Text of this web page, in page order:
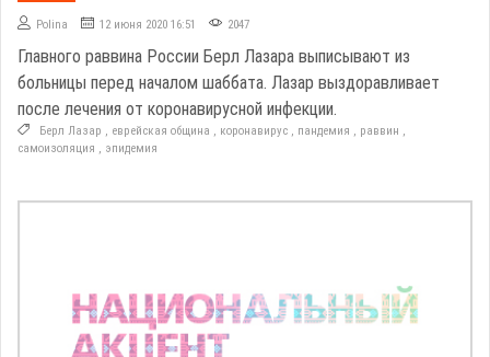
Polina 12 июня 2020 16:51 2047
Главного раввина России Берл Лазара выписывают из
больницы перед началом шаббата. Лазар выздоравливает
после лечения от коронавирусной инфекции.
Берл Лазар , еврейская община , коронавирус , пандемия , раввин ,
самоизоляция , эпидемия